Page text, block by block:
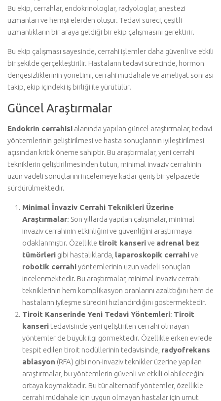
Bu ekip, cerrahlar, endokrinologlar, radyologlar, anestezi
uzmanları ve hemşirelerden oluşur. Tedavi süreci, çeşitli
uzmanlıkların bir araya geldiği bir ekip çalışmasını gerektirir.
Bu ekip çalışması sayesinde, cerrahi işlemler daha güvenli ve etkili
bir şekilde gerçekleştirilir. Hastaların tedavi sürecinde, hormon
dengesizliklerinin yönetimi, cerrahi müdahale ve ameliyat sonrası
takip, ekip içindeki iş birliği ile yürütülür.
Güncel Araştırmalar
Endokrin cerrahisi alanında yapılan güncel araştırmalar, tedavi
yöntemlerinin geliştirilmesi ve hasta sonuçlarının iyileştirilmesi
açısından kritik öneme sahiptir. Bu araştırmalar, yeni cerrahi
tekniklerin geliştirilmesinden tutun, minimal invaziv cerrahinin
uzun vadeli sonuçlarını incelemeye kadar geniş bir yelpazede
sürdürülmektedir.
Minimal İnvaziv Cerrahi Teknikleri Üzerine
Araştırmalar: Son yıllarda yapılan çalışmalar, minimal
invaziv cerrahinin etkinliğini ve güvenliğini araştırmaya
odaklanmıştır. Özellikle tiroit kanserive adrenal bez
tümörleri gibi hastalıklarda, laparoskopik cerrahive
robotik cerrahiyöntemlerinin uzun vadeli sonuçları
incelenmektedir. Bu araştırmalar, minimal invaziv cerrahi
tekniklerinin hem komplikasyon oranlarını azalttığını hem de
hastaların iyileşme sürecini hızlandırdığını göstermektedir.
Tiroit Kanserinde Yeni Tedavi Yöntemleri: Tiroit
kanseri tedavisinde yeni geliştirilen cerrahi olmayan
yöntemler de büyük ilgi görmektedir. Özellikle erken evrede
tespit edilen tiroit nodüllerinin tedavisinde, radyofrekans
ablasyon (RFA) gibi non-invaziv teknikler üzerine yapılan
araştırmalar, bu yöntemlerin güvenli ve etkili olabileceğini
ortaya koymaktadır. Bu tür alternatif yöntemler, özellikle
cerrahi müdahale için uygun olmayan hastalar için umut